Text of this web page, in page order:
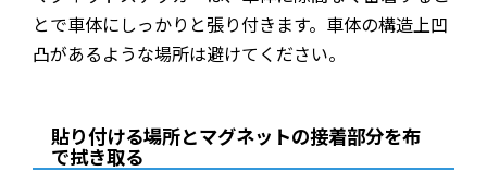
とで車体にしっかりと張り付きます。車体の構造上凹
凸があるような場所は避けてください。
貼り付ける場所とマグネットの接着部分を布
で拭き取る